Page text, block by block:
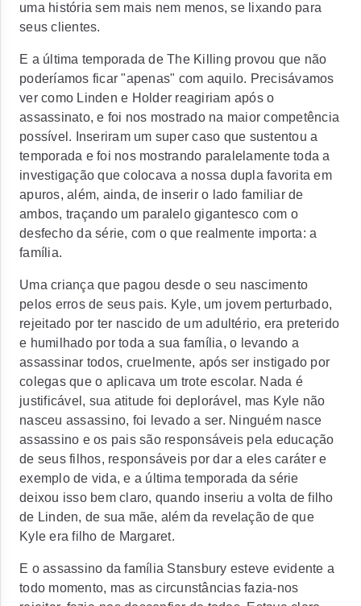
uma história sem mais nem menos, se lixando para
seus clientes.
E a última temporada de The Killing provou que não
poderíamos ficar "apenas" com aquilo. Precisávamos
ver como Linden e Holder reagiriam após o
assassinato, e foi nos mostrado na maior competência
possível. Inseriram um super caso que sustentou a
temporada e foi nos mostrando paralelamente toda a
investigação que colocava a nossa dupla favorita em
apuros, além, ainda, de inserir o lado familiar de
ambos, traçando um paralelo gigantesco com o
desfecho da série, com o que realmente importa: a
família.
Uma criança que pagou desde o seu nascimento
pelos erros de seus pais. Kyle, um jovem perturbado,
rejeitado por ter nascido de um adultério, era preterido
e humilhado por toda a sua família, o levando a
assassinar todos, cruelmente, após ser instigado por
colegas que o aplicava um trote escolar. Nada é
justificável, sua atitude foi deplorável, mas Kyle não
nasceu assassino, foi levado a ser. Ninguém nasce
assassino e os pais são responsáveis pela educação
de seus filhos, responsáveis por dar a eles caráter e
exemplo de vida, e a última temporada da série
deixou isso bem claro, quando inseriu a volta de filho
de Linden, de sua mãe, além da revelação de que
Kyle era filho de Margaret.
E o assassino da família Stansbury esteve evidente a
todo momento, mas as circunstâncias fazia-nos